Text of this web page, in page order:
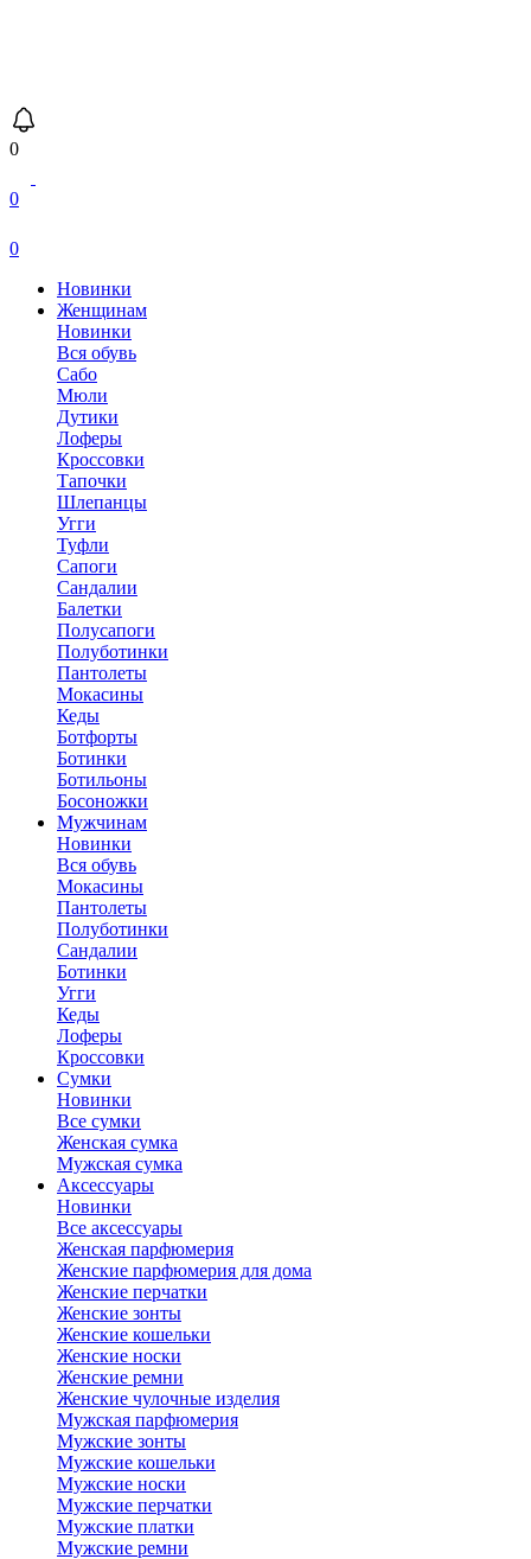
0
0
0
Новинки
Женщинам
Новинки
Вся обувь
Сабо
Мюли
Дутики
Лоферы
Кроссовки
Тапочки
Шлепанцы
Угги
Туфли
Сапоги
Сандалии
Балетки
Полусапоги
Полуботинки
Пантолеты
Мокасины
Кеды
Ботфорты
Ботинки
Ботильоны
Босоножки
Мужчинам
Новинки
Вся обувь
Мокасины
Пантолеты
Полуботинки
Сандалии
Ботинки
Угги
Кеды
Лоферы
Кроссовки
Сумки
Новинки
Все сумки
Женская сумка
Мужская сумка
Аксессуары
Новинки
Все аксессуары
Женская парфюмерия
Женские парфюмерия для дома
Женские перчатки
Женские зонты
Женские кошельки
Женские носки
Женские ремни
Женские чулочные изделия
Мужская парфюмерия
Мужские зонты
Мужские кошельки
Мужские носки
Мужские перчатки
Мужские платки
Мужские ремни